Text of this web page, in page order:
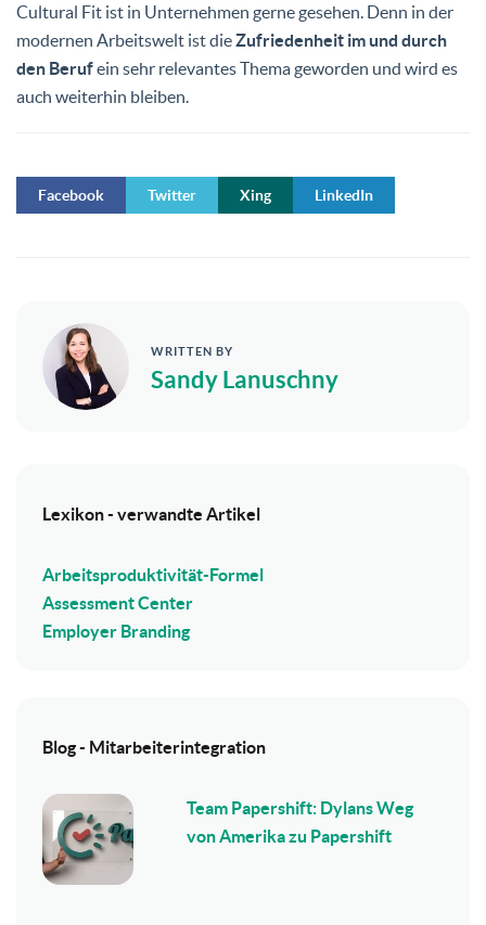
Cultural Fit ist in Unternehmen gerne gesehen. Denn in der
modernen Arbeitswelt ist dieZufriedenheit im und durch
den Berufein sehr relevantes Thema geworden und wird es
auch weiterhin bleiben.
Facebook Twitter Xing LinkedIn
WRITTEN BY
Sandy Lanuschny
Lexikon - verwandte Artikel
Arbeitsproduktivität-Formel
Assessment Center
Employer Branding
Blog - Mitarbeiterintegration
Team Papershift: Dylans Weg
von Amerika zu Papershift